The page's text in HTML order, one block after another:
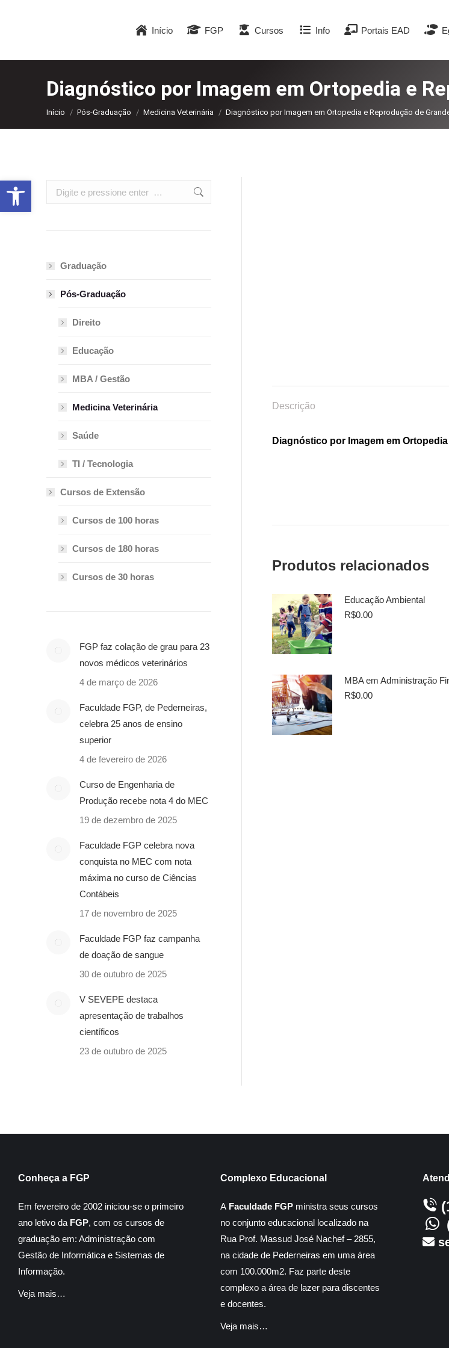
Início FGP Cursos Info Portais EAD
Diagnóstico por Imagem em Ortopedia e
Você está aqui:
Início Pós-Graduação Medicina Veterinária Diagnóstico por Imagem em Ortopedia e Reprodução de
Descrição
Diagnóstico por Imagem em
Produtos relacionados
Educação Ambiental
R$0.00
MBA em Administração
R$0.00
Search:
Graduação
Pós-Graduação
Direito
Educação
MBA / Gestão
Medicina Veterinária
Saúde
TI / Tecnologia
Cursos de Extensão
Cursos de 100 horas
Cursos de 180 horas
Cursos de 30 horas
FGP faz colação de grau para 23
novos médicos veterinários
4 de março de 2026
Faculdade FGP, de Pederneiras,
celebra 25 anos de ensino
superior
4 de fevereiro de 2026
Curso de Engenharia de
Produção recebe nota 4 do MEC
19 de dezembro de 2025
Faculdade FGP celebra nova
conquista no MEC com nota
máxima no curso de Ciências
Contábeis
17 de novembro de 2025
Faculdade FGP faz campanha
de doação de sangue
30 de outubro de 2025
V SEVEPE destaca
apresentação de trabalhos
científicos
23 de outubro de 2025
Conheça a FGP
Em fevereiro de 2002 iniciou-se o primeiro
ano letivo da FGP, com os cursos de
graduação em: Administração com
Gestão de Informática e Sistemas de
Informação.
Veja mais…
Complexo Educacional
A Faculdade FGP ministra seus cursos
no conjunto educacional localizado na
Rua Prof. Massud José Nachef – 2855,
na cidade de Pederneiras em uma área
com 100.000m2. Faz parte deste
complexo a área de lazer para discentes
e docentes.
Veja mais…
Abrir a barra de ferramentas